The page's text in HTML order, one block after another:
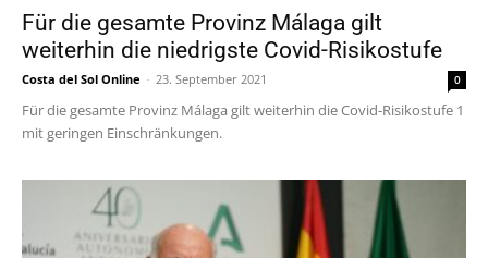
Für die gesamte Provinz Málaga gilt
weiterhin die niedrigste Covid-Risikostufe
Costa del Sol Online - 23. September 2021 0
Für die gesamte Provinz Málaga gilt weiterhin die Covid-Risikostufe 1
mit geringen Einschränkungen.